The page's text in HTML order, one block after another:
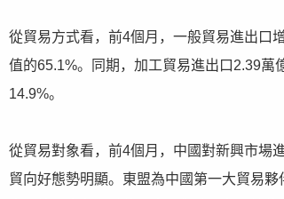
從貿易方式看，前4個月，一般貿易進出口
值的65.1%。同期，加工貿易進出口2.39萬
14.9%。
從貿易對象看，前4個月，中國對新興市場
貿向好態勢明顯。東盟為中國第一大貿易